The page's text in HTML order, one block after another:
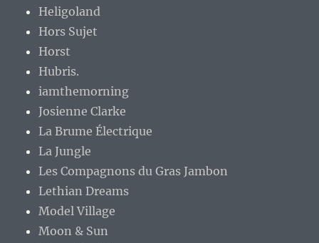
Heligoland
Hors Sujet
Horst
Hubris.
iamthemorning
Josienne Clarke
La Brume Électrique
La Jungle
Les Compagnons du Gras Jambon
Lethian Dreams
Model Village
Moon & Sun